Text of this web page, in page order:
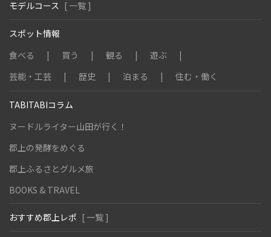
モデルコース [ 一覧 ]
スポット情報
食べる
買う 観る
遊ぶ
芸能・工芸
歴史 泊まる 住む・働く
TABITABIコラム
ヌードルライター山田が行く！
郡上の発酵をめぐる
郡上ふるさとグルメ旅
BOOKS & TRAVEL
おすすめ郡上レポ [ 一覧 ]